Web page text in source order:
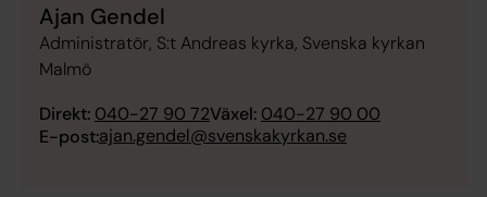
Ajan Gendel
Administratör, S:t Andreas kyrka, Svenska kyrkan
Malmö
Direkt: 040-27 90 72Växel: 040-27 90 00
E-post:ajan.gendel@svenskakyrkan.se